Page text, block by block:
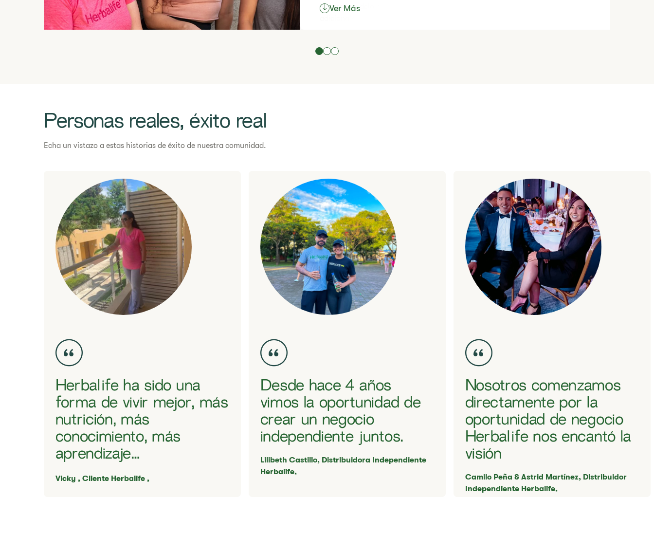
​​Nuestro modelo de negocio ofrece la oportunidad de obtener ingresos
​¿Estás listo para empezar a vivir tu mejor vida?
Ver Más
Personas reales, éxito real
Echa un vistazo a estas historias de éxito de nuestra comunidad.
Herbalife ha sido una
forma de vivir mejor, más
nutrición, más
conocimiento, más
aprendizaje…
​​Vicky , ​​Cliente Herbalife ,
Desde hace 4 años
vimos la oportunidad de
crear un negocio
independiente juntos.
​​Lilibeth Castillo, ​​Distribuidora Independiente
Herbalife,
​​Nosotros comenzamos
directamente por la
oportunidad de negocio
Herbalife nos encantó la
visión
​​Camilo Peña & Astrid Martínez, ​​Distribuidor
Independiente Herbalife,